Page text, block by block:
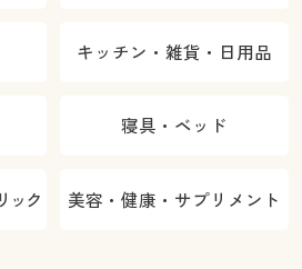
キッチン・雑貨・日用品
寝具・ベッド
ック 美容・健康・サプリメント